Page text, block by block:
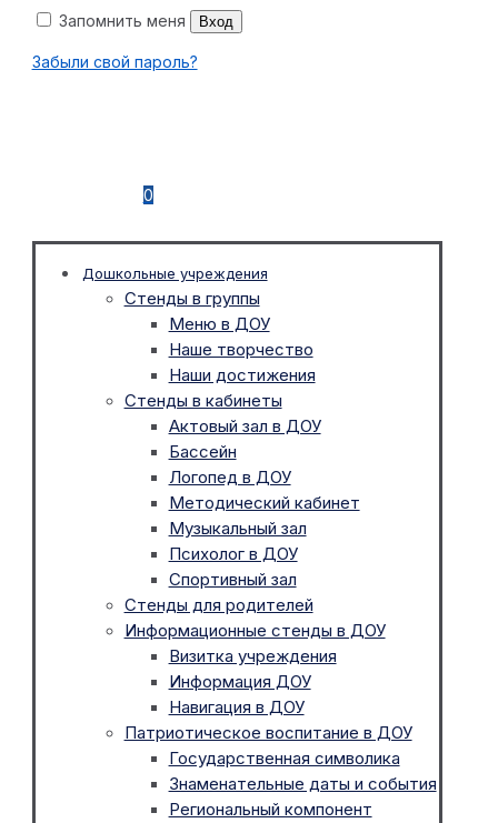
Запомнить меня Вход
Забыли свой пароль?
0
Дошкольные учреждения
Стенды в группы
Меню в ДОУ
Наше творчество
Наши достижения
Стенды в кабинеты
Актовый зал в ДОУ
Бассейн
Логопед в ДОУ
Методический кабинет
Музыкальный зал
Психолог в ДОУ
Спортивный зал
Стенды для родителей
Информационные стенды в ДОУ
Визитка учреждения
Информация ДОУ
Навигация в ДОУ
Патриотическое воспитание в ДОУ
Государственная символика
Знаменательные даты и события
Региональный компонент